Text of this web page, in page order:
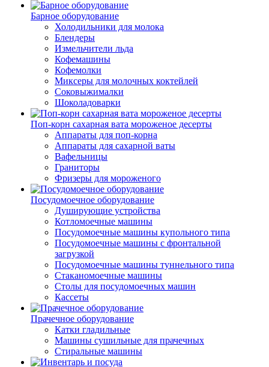
Барное оборудование
Холодильники для молока
Блендеры
Измельчители льда
Кофемашины
Кофемолки
Миксеры для молочных коктейлей
Соковыжималки
Шоколадоварки
Поп-корн сахарная вата мороженое десерты
Аппараты для поп-корна
Аппараты для сахарной ваты
Вафельницы
Граниторы
Фризеры для мороженого
Посудомоечное оборудование
Душирующие устройства
Котломоечные машины
Посудомоечные машины купольного типа
Посудомоечные машины с фронтальной
загрузкой
Посудомоечные машины туннельного типа
Стаканомоечные машины
Столы для посудомоечных машин
Кассеты
Прачечное оборудование
Катки гладильные
Машины сушильные для прачечных
Стиральные машины